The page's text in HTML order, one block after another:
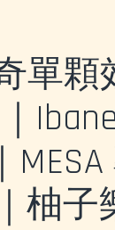
單顆
｜
柚子